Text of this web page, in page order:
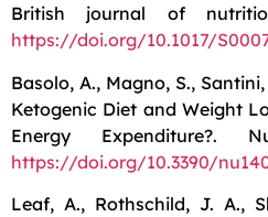
British journal of
https://doi.org/10.1017/
Basolo, A., Magno, S.,
Ketogenic Diet and Weight
Energy Expenditure?.
https://doi.org/10.3390/
Leaf, A., Rothschild, J. A.,